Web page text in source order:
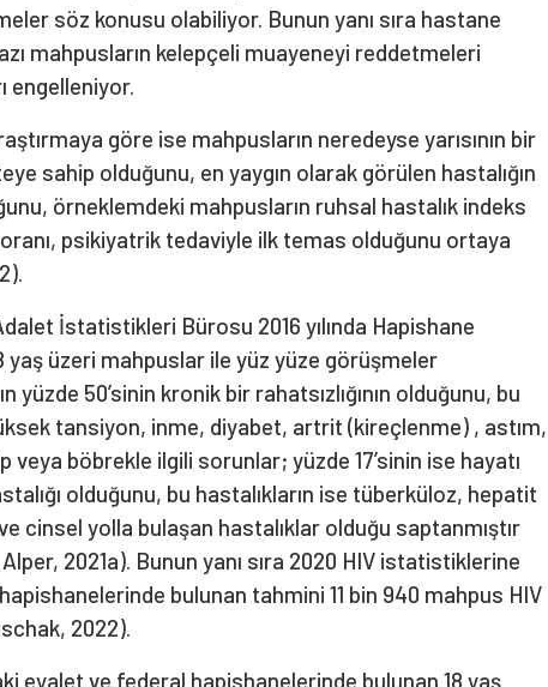
söz konusu olabiliyor. Bunun yanı sıra hastane
mahpusların kelepçeli muayeneyi reddetmeleri
engelleniyor.
göre ise mahpusların neredeyse yarısının bir
sahip olduğunu, en yaygın olarak görülen hastalığın
örneklemdeki mahpusların ruhsal hastalık indeks
psikiyatrik tedaviyle ilk temas olduğunu ortaya
İstatistikleri Bürosu 2016 yılında Hapishane
yaş üzeri mahpuslar ile yüz yüze görüşmeler
yüzde 50’sinin kronik bir rahatsızlığının olduğunu, bu
tansiyon, inme, diyabet, artrit (kireçlenme) , astım,
veya böbrekle ilgili sorunlar; yüzde 17’sinin ise hayatı
olduğunu, bu hastalıkların ise tüberküloz, hepatit
cinsel yolla bulaşan hastalıklar olduğu saptanmıştır
2021a). Bunun yanı sıra 2020 HIV istatistiklerine
bulunan tahmini 11 bin 940 mahpus HIV
2022).
eyalet ve federal hapishanelerinde bulunan 18 yaş